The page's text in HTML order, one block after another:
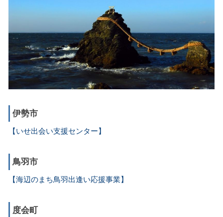
伊勢市
【いせ出会い支援センター】
鳥羽市
【海辺のまち鳥羽出逢い応援事業】
度会町